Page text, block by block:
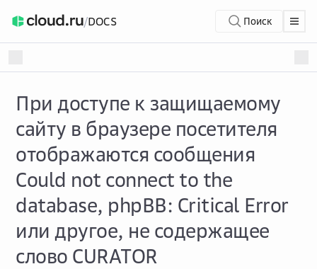
/DOCS Поиск
При доступе к защищаемому
сайту в браузере посетителя
отображаются сообщения
Could not connect to the
database, phpBB: Critical Error
или другое, не содержащее
слово CURATOR